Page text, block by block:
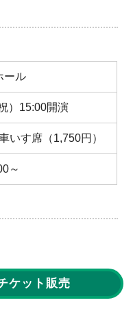
ール
）15:00開演
す席（1,750円）
～
ケット販売